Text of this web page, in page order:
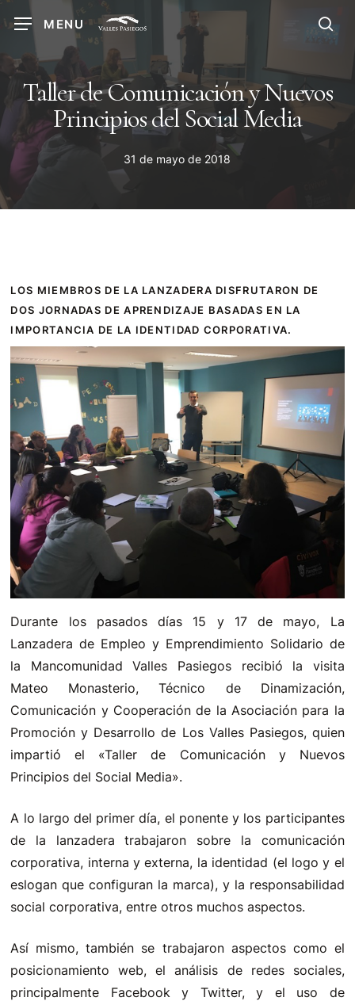
main
content
MENU
Taller de Comunicación y Nuevos
Principios del Social Media
31 de mayo de 2018
LOS MIEMBROS DE LA LANZADERA DISFRUTARON DE
DOS JORNADAS DE APRENDIZAJE BASADAS EN LA
IMPORTANCIA DE LA IDENTIDAD CORPORATIVA.
Durante los pasados días 15 y 17 de mayo, La
Lanzadera de Empleo y Emprendimiento Solidario de
la Mancomunidad Valles Pasiegos recibió la visita
Mateo Monasterio, Técnico de Dinamización,
Comunicación y Cooperación de la Asociación para la
Promoción y Desarrollo de Los Valles Pasiegos, quien
impartió el «Taller de Comunicación y Nuevos
Principios del Social Media».
A lo largo del primer día, el ponente y los participantes
de la lanzadera trabajaron sobre la comunicación
corporativa, interna y externa, la identidad (el logo y el
eslogan que configuran la marca), y la responsabilidad
social corporativa, entre otros muchos aspectos.
Así mismo, también se trabajaron aspectos como el
posicionamiento web, el análisis de redes sociales,
principalmente Facebook y Twitter, y el uso de